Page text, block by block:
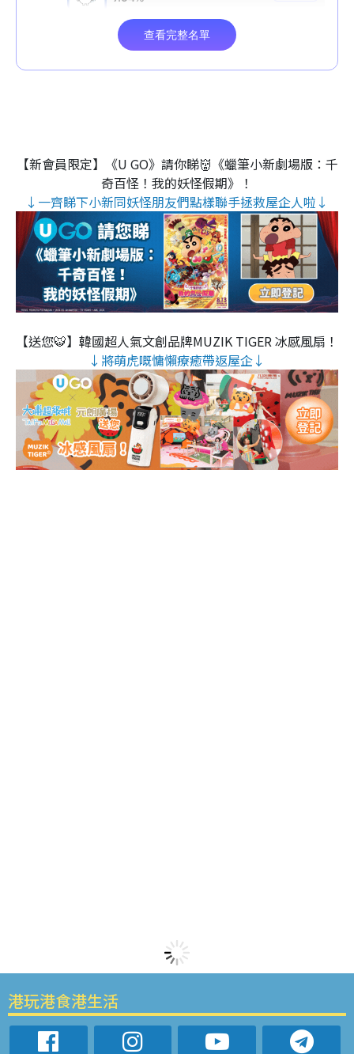
【新會員限定】《U GO》請你睇👹《蠟筆小新劇場版：千
奇百怪！我的妖怪假期》！
↓一齊睇下小新同妖怪朋友們點樣聯手拯救屋企人啦↓
【送您🐯】韓國超人氣文創品牌MUZIK TIGER 冰感風扇！
↓將萌虎嘅慵懶療癒帶返屋企↓
港玩港食港生活